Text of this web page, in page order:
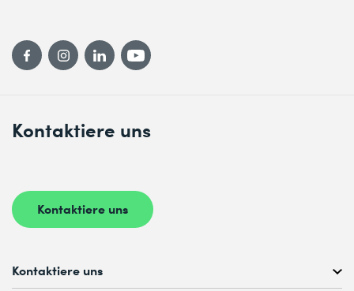
Kontaktiere uns
Kontaktiere uns
Kontaktiere uns